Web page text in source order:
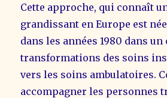
Cette approche, qui connaît
grandissant en Europe est
dans les années 1980 dans un
transformations des soins
vers les soins ambulatoires.
accompagner les personnes